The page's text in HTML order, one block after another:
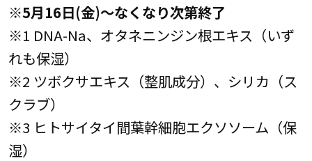
※5月16日(金)～なくなり次第終了
※1 DNA-Na、オタネニンジン根エキス（いず
れも保湿）
※2 ツボクサエキス（整肌成分）、シリカ（ス
クラブ）
※3 ヒトサイタイ間葉幹細胞エクソソーム（保
湿）